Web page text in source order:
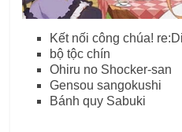
Kết nối công chúa!
bộ tộc chín
Ohiru no Shocker-san
Gensou sangokushi
Bánh quy Sabuki